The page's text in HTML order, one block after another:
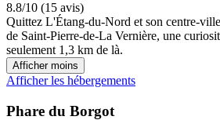
8.8/10 (15 avis)
Quittez L'Étang-du-Nord et son centre-
de Saint-Pierre-de-La Vernière, une
seulement 1,3 km de là.
Afficher moins
Afficher les hébergements
Phare du Borgot